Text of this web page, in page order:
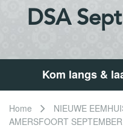
DSA Sept
Kom langs &
Home
NIEUWE
AMERSFOORT